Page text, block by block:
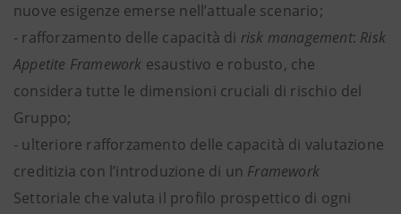
nuove esigenze emerse nell’attuale scenario;
- rafforzamento delle capacità di risk management: Risk
Appetite Framework esaustivo e robusto, che
considera tutte le dimensioni cruciali di rischio del
Gruppo;
- ulteriore rafforzamento delle capacità di valutazione
creditizia con l’introduzione di un Framework
Settoriale che valuta il profilo prospettico di ogni